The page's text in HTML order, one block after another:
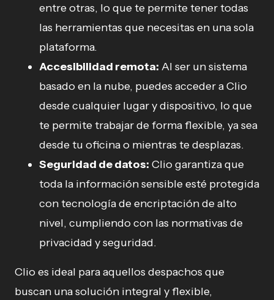
entre otras, lo que te permite tener todas
las herramientas que necesitas en una sola
plataforma.
Accesibilidad remota: Al ser un sistema
basado en la nube, puedes acceder a Clio
desde cualquier lugar y dispositivo, lo que
te permite trabajar de forma flexible, ya sea
desde tu oficina o mientras te desplazas.
Seguridad de datos: Clio garantiza que
toda la información sensible esté protegida
con tecnología de encriptación de alto
nivel, cumpliendo con las normativas de
privacidad y seguridad.
Clio es ideal para aquellos despachos que
buscan una solución integral y flexible,